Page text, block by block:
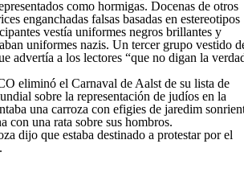
como hormigas. Docenas de otros
enganchadas falsas basadas en estereotipos
vestía uniformes negros brillantes y
uniformes nazis. Un tercer grupo vestido
advertía a los lectores “que no digan la
eliminó el Carnaval de Aalst de su lista de
sobre la representación de judíos en la
una carroza con efigies de jaredim
con una rata sobre sus hombros.
dijo que estaba destinado a protestar por el